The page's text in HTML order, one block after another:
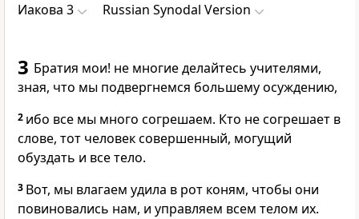
Иакова 3 Russian Synodal Version
3 Братия мои! не многие делайтесь учителями,
зная, что мы подвергнемся большему осуждению,
2 ибо все мы много согрешаем. Кто не согрешает в
слове, тот человек совершенный, могущий
обуздать и все тело.
3 Вот, мы влагаем удила в рот коням, чтобы они
повиновались нам, и управляем всем телом их.